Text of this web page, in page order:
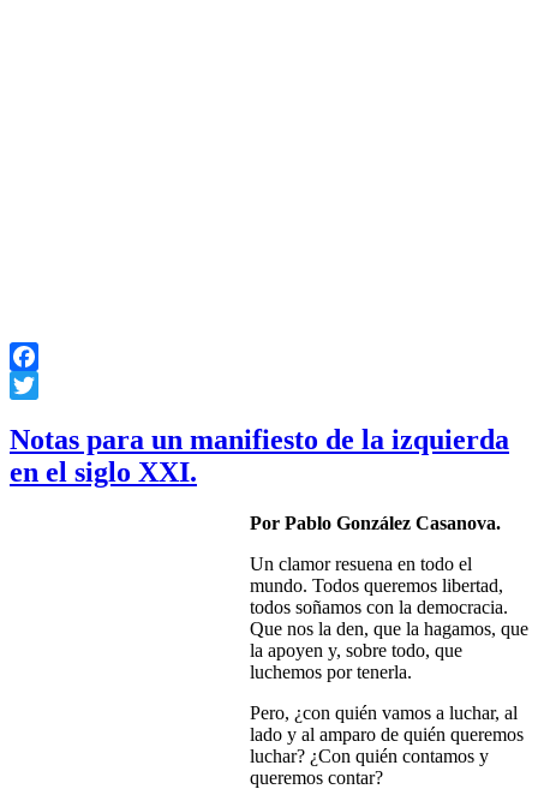
Facebook
Notas para un manifiesto de la izquierda
en el siglo XXI.
Por Pablo González Casanova.
Un clamor resuena en todo el
mundo. Todos queremos libertad,
todos soñamos con la democracia.
Que nos la den, que la hagamos, que
la apoyen y, sobre todo, que
luchemos por tenerla.
Pero, ¿con quién vamos a luchar, al
lado y al amparo de quién queremos
luchar? ¿Con quién contamos y
queremos contar?